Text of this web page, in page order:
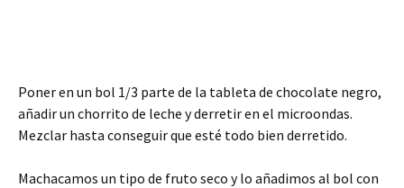
Poner en un bol 1/3 parte de la tableta de chocolate negro,
añadir un chorrito de leche y derretir en el microondas.
Mezclar hasta conseguir que esté todo bien derretido.
Machacamos un tipo de fruto seco y lo añadimos al bol con